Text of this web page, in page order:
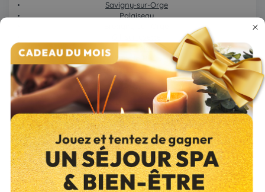
Savigny-sur-Orge
Palaiseau
Champlan
Villier-le-Bâcle
Verrières-le-Buisson
Longjumeau
Saint-Aubin
Bures-sur-Yvette
Les Molières
Ballainvilliers
La ville-du-Bois
Saulx-les-Chartreux
Nozay
Saint-Michel-sur-Orge
Sainte-Geneviève-des-Bois
Villejust